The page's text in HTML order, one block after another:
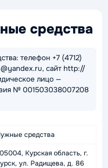
средства
телефон +7 (4712)
сайт http://
лицо —
№ 001503038007208
средства
Курская область, г.
ул. Радищева, д. 86